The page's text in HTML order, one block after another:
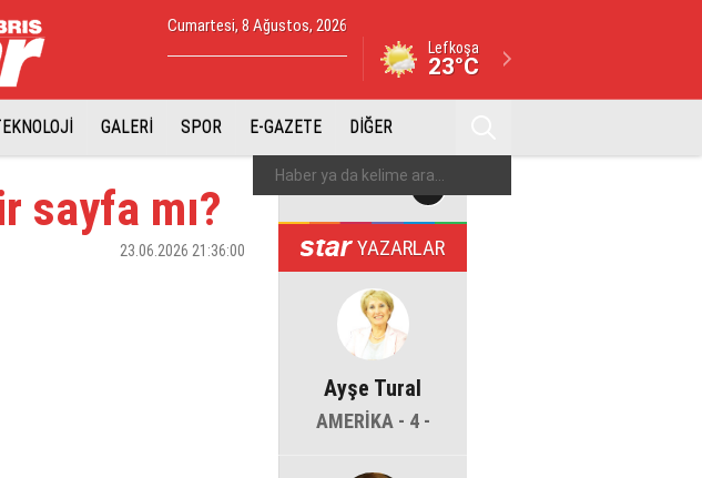
Cumartesi, 8 Ağustos, 2026
Lefkoşa
23°C
GALERİ SPOR E-GAZETE DİĞER
sayfa mı?
23.06.2026 21:36:00 YAZARLAR
Ayşe Tural
AMERİKA - 4 -